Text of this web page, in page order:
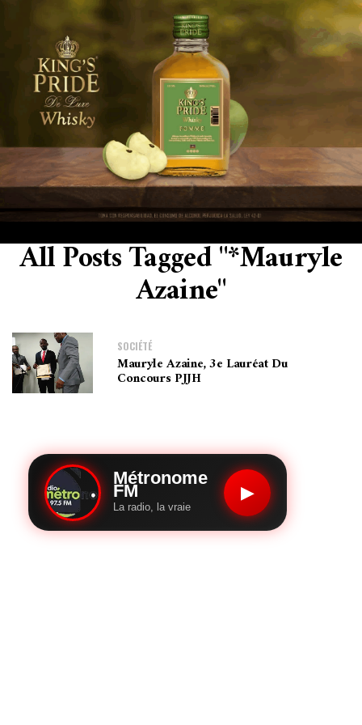
All Posts Tagged "*Mauryle
Azaine"
SOCIÉTÉ
Mauryle Azaine, 3e Lauréat Du
Concours PJJH
Métronome
FM
La radio, la vraie
▶